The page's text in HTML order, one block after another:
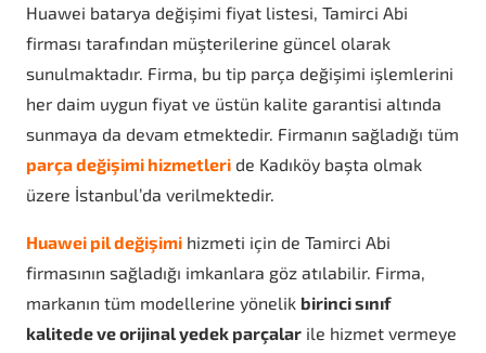
Huawei batarya değişimi fiyat listesi, Tamirci Abi
firması tarafından müşterilerine güncel olarak
sunulmaktadır. Firma, bu tip parça değişimi işlemlerini
her daim uygun fiyat ve üstün kalite garantisi altında
sunmaya da devam etmektedir. Firmanın sağladığı tüm
parça değişimi hizmetleri de Kadıköy başta olmak
üzere İstanbul’da verilmektedir.
Huawei pil değişimi hizmeti için de Tamirci Abi
firmasının sağladığı imkanlara göz atılabilir. Firma,
markanın tüm modellerine yönelik birinci sınıf
kalitede ve orijinal yedek parçalar ile hizmet vermeye